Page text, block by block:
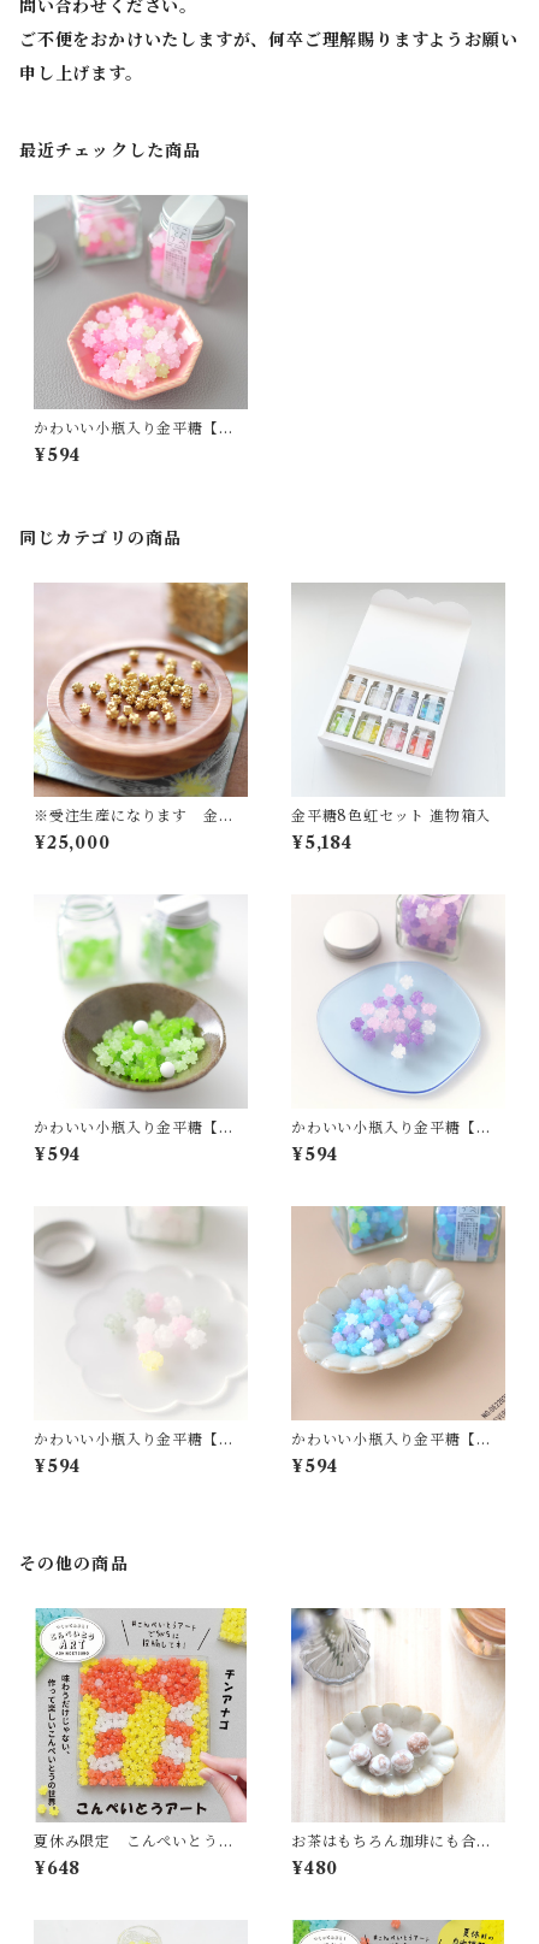
問い合わせください。
ご不便をおかけいたしますが、何卒ご理解賜りますようお願い
申し上げます。
最近チェックした商品
かわいい小瓶入り金平糖【さ
くら草】
¥594
同じカテゴリの商品
※受注生産になります 金の
金平糖
¥25,000
金平糖8色虹セット 進物箱入
¥5,184
かわいい小瓶入り金平糖【す
ずらん】
¥594
かわいい小瓶入り金平糖【ふ
じ】
¥594
かわいい小瓶入り金平糖【天
然金平糖】
¥594
かわいい小瓶入り金平糖【忘
れな草】
¥594
その他の商品
夏休み限定 こんぺいとうア
ート 水族館シリーズ チ
ンアナゴ
¥648
お茶はもちろん珈琲にも合う
「巾着松露」
¥480